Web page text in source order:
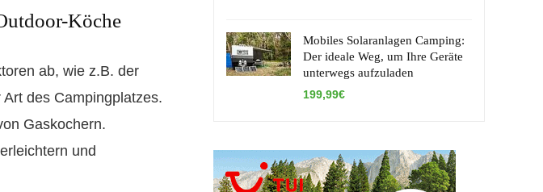
Köche
ab, wie z.B. der
des Campingplatzes.
Gaskochern.
und
Mobiles Solaranlagen Camping:
Der ideale Weg, um Ihre Geräte
unterwegs aufzuladen
199,99€